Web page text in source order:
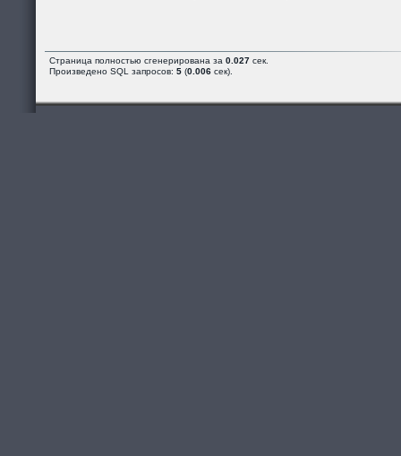
Страница полностью сгенерирована за 0.027 сек.
Произведено SQL запросов: 5 (0.006 сек).